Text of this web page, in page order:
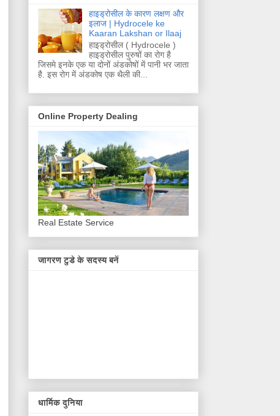
हाइड्रोसील के कारण लक्षण और
इलाज | Hydrocele ke
Kaaran Lakshan or Ilaaj
हाइड्रोसील ( Hydrocele )
हाइड्रोसील पुरुषों का रोग है
जिसमे इनके एक या दोनों अंडकोषों में पानी भर जाता
है. इस रोग में अंडकोष एक थैली की...
Online Property Dealing
Real Estate Service
जागरण टुडे के सदस्य बनें
धार्मिक दुनिया